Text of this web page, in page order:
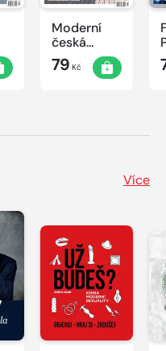
Moderní
česká
architektura
79 Kč
Více